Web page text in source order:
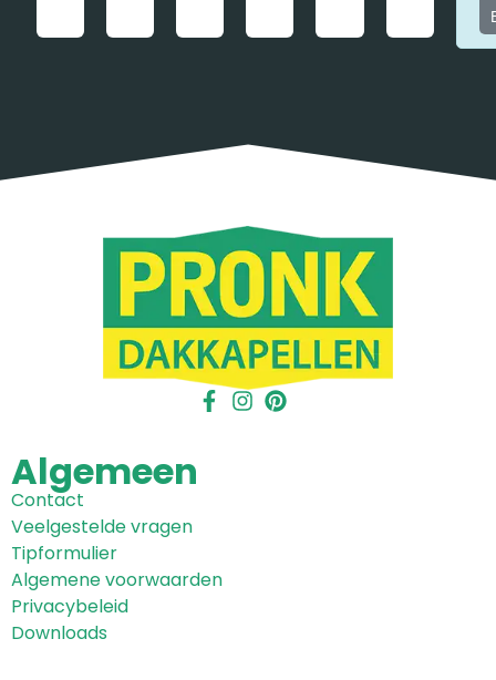
Algemeen
Contact
Veelgestelde vragen
Tipformulier
Algemene voorwaarden
Privacybeleid
Downloads